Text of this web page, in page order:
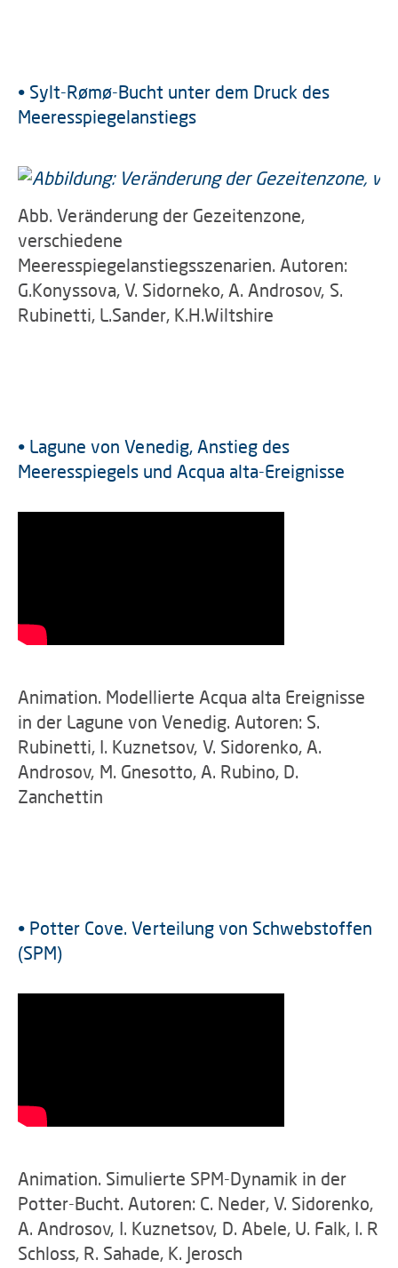
• Sylt-Rømø-Bucht unter dem Druck des
Meeresspiegelanstiegs
Abb. Veränderung der Gezeitenzone,
verschiedene
Meeresspiegelanstiegsszenarien. Autoren:
G.Konyssova, V. Sidorneko, A. Androsov, S.
Rubinetti, L.Sander, K.H.Wiltshire
• Lagune von Venedig, Anstieg des
Meeresspiegels und Acqua alta-Ereignisse
Animation. Modellierte Acqua alta Ereignisse
in der Lagune von Venedig. Autoren: S.
Rubinetti, I. Kuznetsov, V. Sidorenko, A.
Androsov, M. Gnesotto, A. Rubino, D.
Zanchettin
• Potter Cove. Verteilung von Schwebstoffen
(SPM)
Animation. Simulierte SPM-Dynamik in der
Potter-Bucht. Autoren: C. Neder, V. Sidorenko,
A. Androsov, I. Kuznetsov, D. Abele, U. Falk, I. R
Schloss, R. Sahade, K. Jerosch